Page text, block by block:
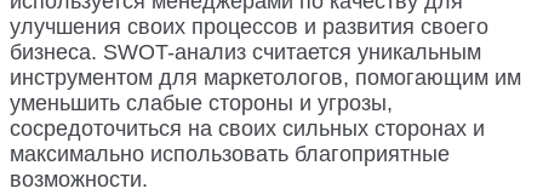
улучшения своих процессов и развития своего
бизнеса. SWOT-анализ считается уникальным
инструментом для маркетологов, помогающим им
уменьшить слабые стороны и угрозы,
сосредоточиться на своих сильных сторонах и
максимально использовать благоприятные
возможности.